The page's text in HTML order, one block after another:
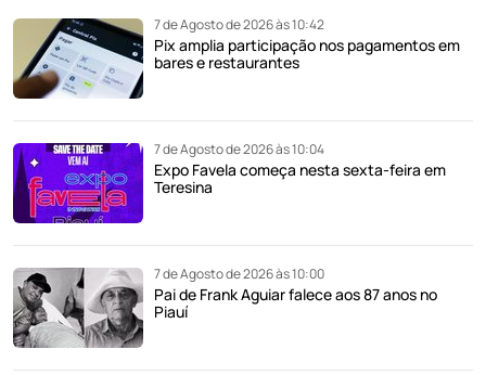
7 de Agosto de 2026 às 10:42
Pix amplia participação nos pagamentos em
bares e restaurantes
7 de Agosto de 2026 às 10:04
Expo Favela começa nesta sexta-feira em
Teresina
7 de Agosto de 2026 às 10:00
Pai de Frank Aguiar falece aos 87 anos no
Piauí